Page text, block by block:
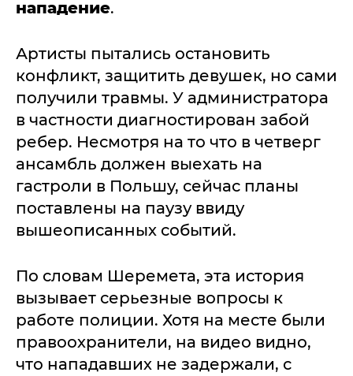
нападение.
Артисты пытались остановить
конфликт, защитить девушек, но сами
получили травмы. У администратора
в частности диагностирован забой
ребер. Несмотря на то что в четверг
ансамбль должен выехать на
гастроли в Польшу, сейчас планы
поставлены на паузу ввиду
вышеописанных событий.
По словам Шеремета, эта история
вызывает серьезные вопросы к
работе полиции. Хотя на месте были
правоохранители, на видео видно,
что нападавших не задержали, с